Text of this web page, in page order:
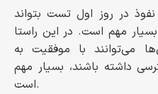
در روز اول تست بتواند
مهم است. در این راستا
می‌توانند با موفقیت به
داشته باشند، بسیار مهم
است.